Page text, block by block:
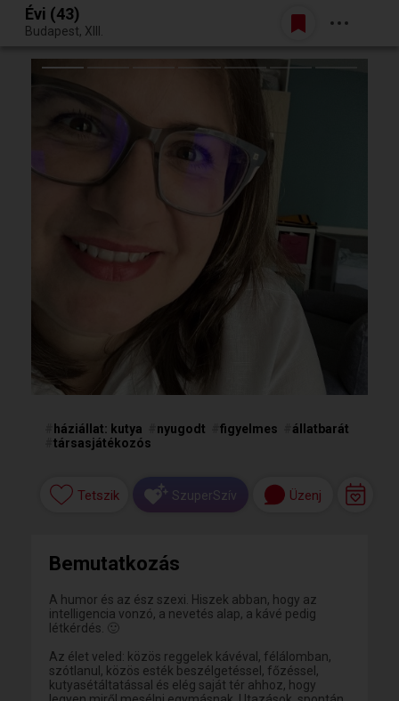
Egy jó randiból bármi lehet.
Belépés
Évi (43)
Budapest, XIII.
háziállat: kutya nyugodt figyelmes
állatbarát
társasjátékozós
Tetszik SzuperSzív Üzenj
Bemutatkozás
A humor és az ész szexi. Hiszek abban, hogy az
intelligencia vonzó, a nevetés alap, a kávé pedig
létkérdés. 🙂
Az élet veled: közös reggelek kávéval, félálomban,
szótlanul, közös esték beszélgetéssel, főzéssel,
kutyasétáltatással és elég saját tér ahhoz, hogy